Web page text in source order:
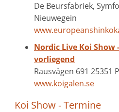
De Beursfabriek,
Nieuwegein
Nordic Live Koi
vorliegend
Rausvägen 691 25351
www.koigalen.se
Koi Show - Termine